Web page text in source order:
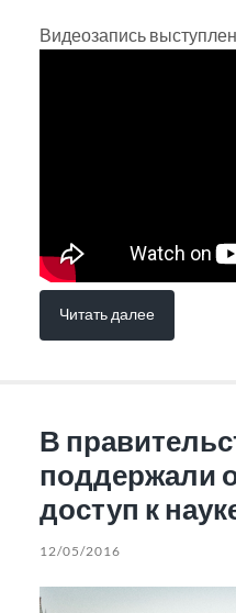
Видеозапись
Читать далее
В
поддержали
доступ к
12/05/2016